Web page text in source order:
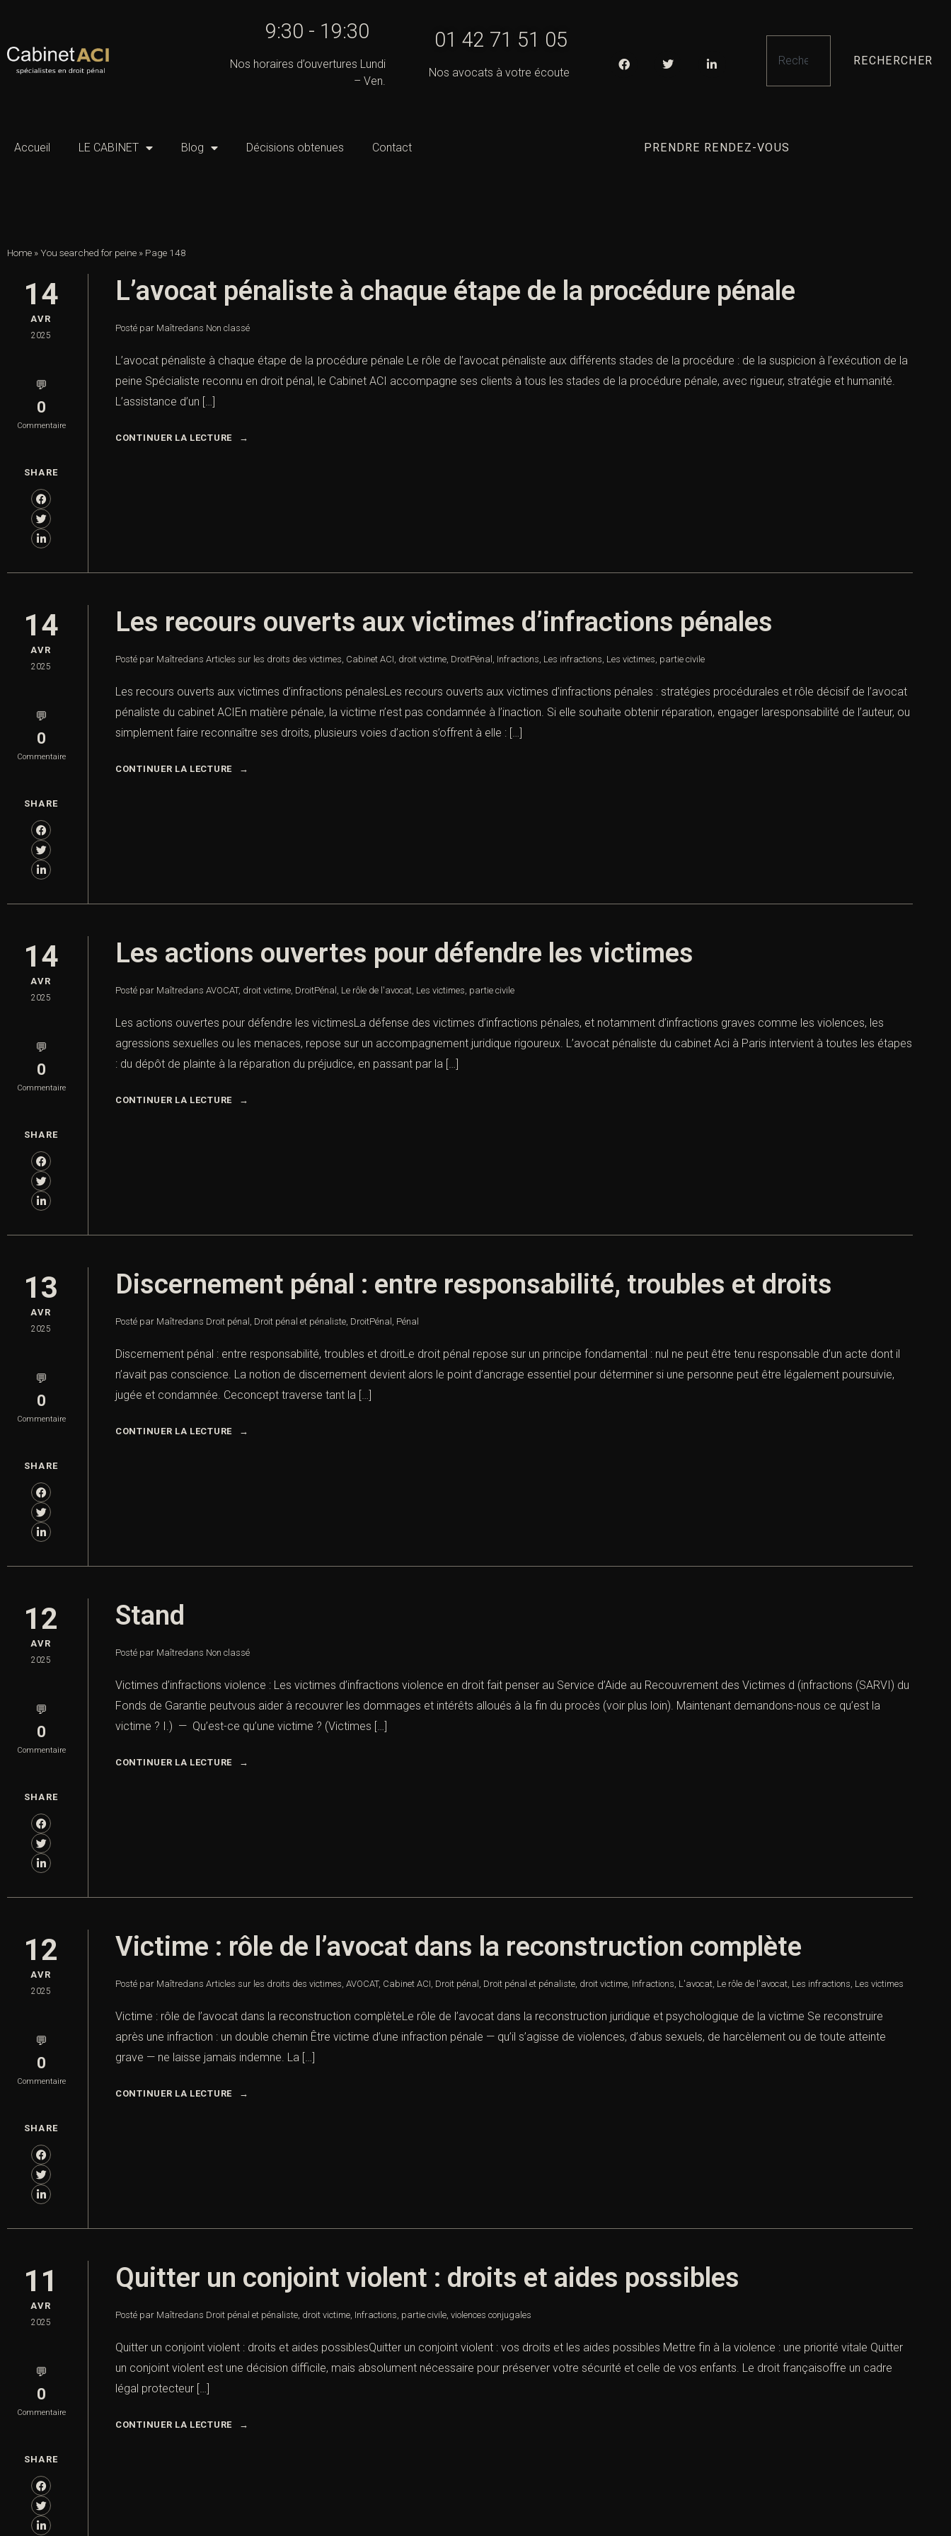
9:30 - 19:30
Nos horaires d’ouvertures Lundi
– Ven.
01 42 71 51 05
Nos avocats à votre écoute
RECHERCHER
Accueil LE CABINET Blog Décisions obtenues Contact PRENDRE RENDEZ-VOUS
Home »You searched for peine » Page 148
14
AVR
2025
💬
0
Commentaire
SHARE
L’avocat pénaliste à chaque étape de la procédure pénale
Posté par Maîtredans Non classé
L’avocat pénaliste à chaque étape de la procédure pénale Le rôle de l’avocat pénaliste aux différents stades de la procédure : de la suspicion à l’exécution de la
peine Spécialiste reconnu en droit pénal, le Cabinet ACI accompagne ses clients à tous les stades de la procédure pénale, avec rigueur, stratégie et humanité.
L’assistance d’un […]
CONTINUER LA LECTURE
14
AVR
2025
💬
0
Commentaire
SHARE
Les recours ouverts aux victimes d’infractions pénales
Posté par Maîtredans Articles sur les droits des victimes, Cabinet ACI, droit victime, DroitPénal , Infractions, Les infractions, Les victimes, partie civile
Les recours ouverts aux victimes d’infractions pénalesLes recours ouverts aux victimes d’infractions pénales : stratégies procédurales et rôle décisif de l’avocat
pénaliste du cabinet ACIEn matière pénale, la victime n’est pas condamnée à l’inaction. Si elle souhaite obtenir réparation, engager laresponsabilité de l’auteur, ou
simplement faire reconnaître ses droits, plusieurs voies d’action s’offrent à elle : […]
CONTINUER LA LECTURE
14
AVR
2025
💬
0
Commentaire
SHARE
Les actions ouvertes pour défendre les victimes
Posté par Maîtredans AVOCAT, droit victime, DroitPénal , Le rôle de l'avocat, Les victimes, partie civile
Les actions ouvertes pour défendre les victimesLa défense des victimes d’infractions pénales, et notamment d’infractions graves comme les violences, les
agressions sexuelles ou les menaces, repose sur un accompagnement juridique rigoureux. L’avocat pénaliste du cabinet Aci à Paris intervient à toutes les étapes
: du dépôt de plainte à la réparation du préjudice, en passant par la […]
CONTINUER LA LECTURE
13
AVR
2025
💬
0
Commentaire
SHARE
Discernement pénal : entre responsabilité, troubles et droits
Posté par Maîtredans Droit pénal , Droit pénal et pénaliste, DroitPénal , Pénal
Discernement pénal : entre responsabilité, troubles et droitLe droit pénal repose sur un principe fondamental : nul ne peut être tenu responsable d’un acte dont il
n’avait pas conscience. La notion de discernement devient alors le point d’ancrage essentiel pour déterminer si une personne peut être légalement poursuivie,
jugée et condamnée. Ceconcept traverse tant la […]
CONTINUER LA LECTURE
12
AVR
2025
💬
0
Commentaire
SHARE
Stand
Posté par Maîtredans Non classé
Victimes d’infractions violence : Les victimes d’infractions violence en droit fait penser au Service d’Aide au Recouvrement des Victimes d (infractions (SARVI) du
Fonds de Garantie peutvous aider à recouvrer les dommages et intérêts alloués à la fin du procès (voir plus loin). Maintenant demandons-nous ce qu’est la
victime ? I.) — Qu’est-ce qu’une victime ? (Victimes […]
CONTINUER LA LECTURE
12
AVR
2025
💬
0
Commentaire
SHARE
Victime : rôle de l’avocat dans la reconstruction complète
Posté par Maîtredans Articles sur les droits des victimes, AVOCAT, Cabinet ACI, Droit pénal , Droit pénal et pénaliste, droit victime, Infractions, L'avocat, Le rôle de l'avocat, Les infractions, Les victimes
Victime : rôle de l’avocat dans la reconstruction complèteLe rôle de l’avocat dans la reconstruction juridique et psychologique de la victime Se reconstruire
après une infraction : un double chemin Être victime d’une infraction pénale — qu’il s’agisse de violences, d’abus sexuels, de harcèlement ou de toute atteinte
grave — ne laisse jamais indemne. La […]
CONTINUER LA LECTURE
11
AVR
2025
💬
0
Commentaire
SHARE
Quitter un conjoint violent : droits et aides possibles
Posté par Maîtredans Droit pénal et pénaliste, droit victime, Infractions, partie civile, violences conjugales
Quitter un conjoint violent : droits et aides possiblesQuitter un conjoint violent : vos droits et les aides possibles Mettre fin à la violence : une priorité vitale Quitter
un conjoint violent est une décision difficile, mais absolument nécessaire pour préserver votre sécurité et celle de vos enfants. Le droit françaisoffre un cadre
légal protecteur […]
CONTINUER LA LECTURE